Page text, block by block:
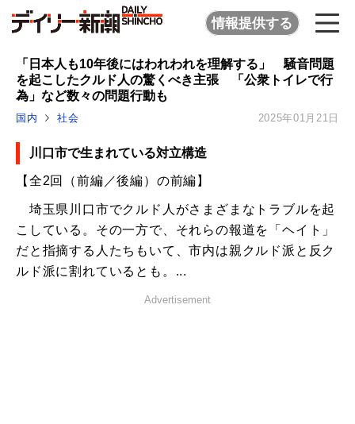
情報提供する
「日本人も10年後にはわれわれを理解する」 騒音問題
を起こしたクルド人の驚くべき主張 「公衆トイレで行
為」など数々の問題行動も
国内 社会 2025年01月21日
川口市で生まれている対立構造
【全2回（前編／後編）の前編】
埼玉県川口市でクルド人がさまざまなトラブルを起
こしている。その一方で、それらの報道を「ヘイト」
だと指摘する人たちもいて、市内は親クルド派と反ク
ルド派に割れているとも。...
Advertisement